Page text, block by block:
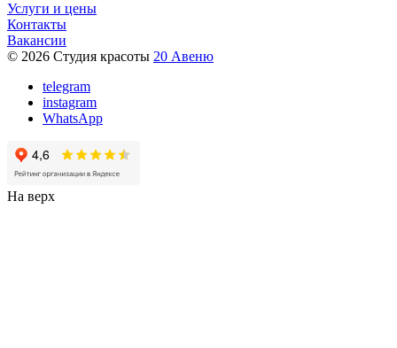
Услуги и цены
Контакты
Вакансии
© 2026 Студия красоты 20 Авеню
telegram
instagram
WhatsApp
На верх